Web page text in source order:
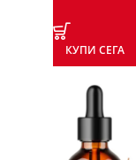
КУПИ СЕГА